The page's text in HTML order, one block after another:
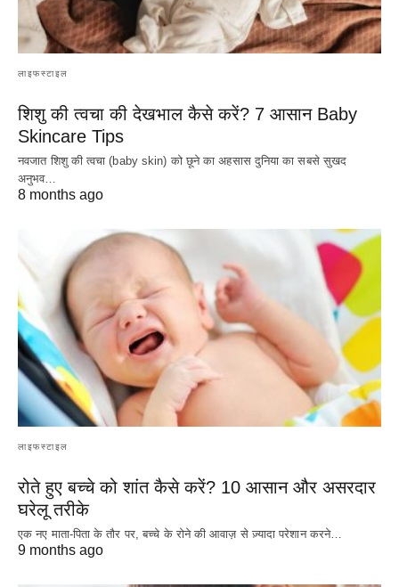
लाइफस्टाइल
शिशु की त्वचा की देखभाल कैसे करें? 7 आसान Baby
Skincare Tips
नवजात शिशु की त्वचा (baby skin) को छूने का अहसास दुनिया का सबसे सुखद
अनुभव…
8 months ago
लाइफस्टाइल
रोते हुए बच्चे को शांत कैसे करें? 10 आसान और असरदार
घरेलू तरीके
एक नए माता-पिता के तौर पर, बच्चे के रोने की आवाज़ से ज़्यादा परेशान करने…
9 months ago